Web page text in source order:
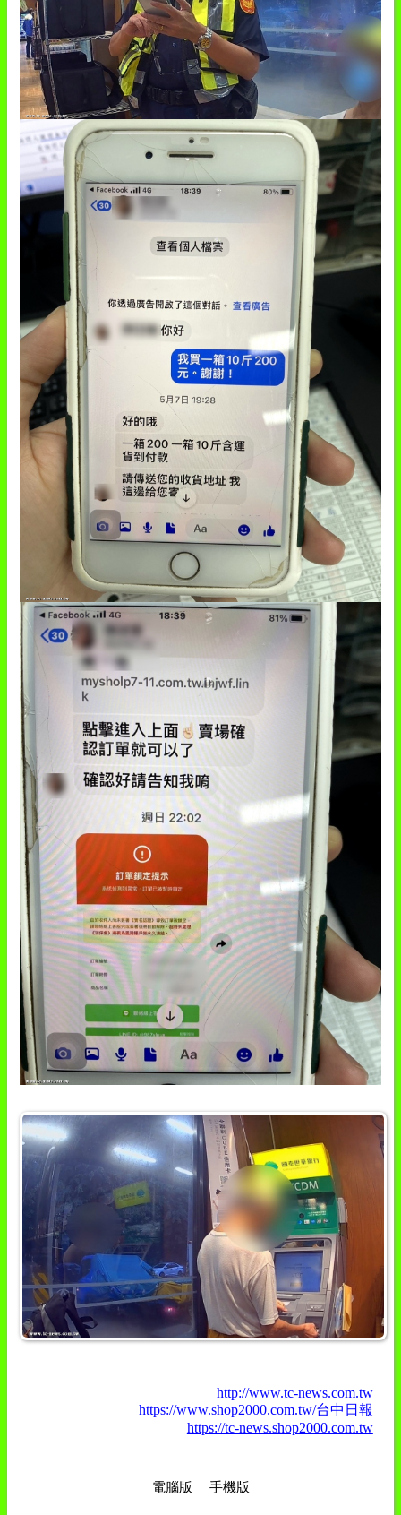
http://www.tc-news.com.tw
https://www.shop2000.com.tw/台中日報
https://tc-news.shop2000.com.tw
電腦版 | 手機版